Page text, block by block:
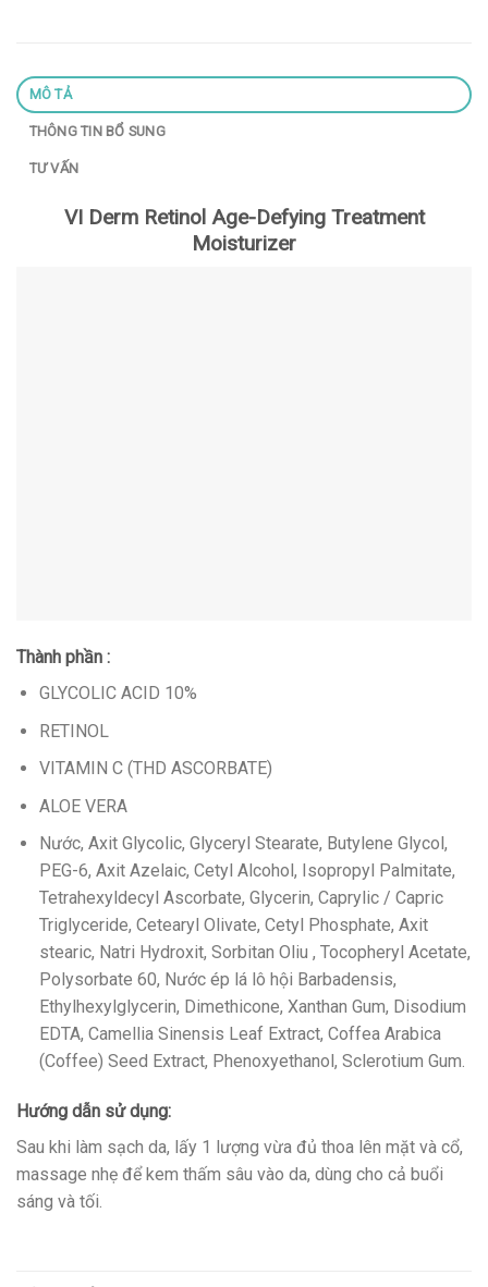
MÔ TẢ
THÔNG TIN BỔ SUNG
TƯ VẤN
VI Derm Retinol Age-Defying Treatment
Moisturizer
Thành phần :
GLYCOLIC ACID 10%
RETINOL
VITAMIN C (THD ASCORBATE)
ALOE VERA
Nước, Axit Glycolic, Glyceryl Stearate, Butylene Glycol,
PEG-6, Axit Azelaic, Cetyl Alcohol, Isopropyl Palmitate,
Tetrahexyldecyl Ascorbate, Glycerin, Caprylic / Capric
Triglyceride, Cetearyl Olivate, Cetyl Phosphate, Axit
stearic, Natri Hydroxit, Sorbitan Oliu , Tocopheryl Acetate,
Polysorbate 60, Nước ép lá lô hội Barbadensis,
Ethylhexylglycerin, Dimethicone, Xanthan Gum, Disodium
EDTA, Camellia Sinensis Leaf Extract, Coffea Arabica
(Coffee) Seed Extract, Phenoxyethanol, Sclerotium Gum.
Hướng dẫn sử dụng:
Sau khi làm sạch da, lấy 1 lượng vừa đủ thoa lên mặt và cổ,
massage nhẹ để kem thấm sâu vào da, dùng cho cả buổi
sáng và tối.